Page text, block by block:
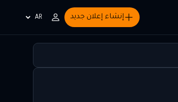
إنشاء إعلان جديد
Choisir
la
langue